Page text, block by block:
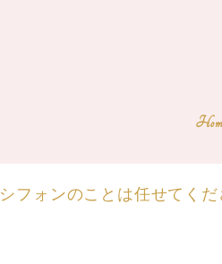
シフォンのことは任せてく